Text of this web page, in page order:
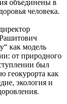
объединены в
человека.
как модель
от природного
был
геокурорта как
экология и